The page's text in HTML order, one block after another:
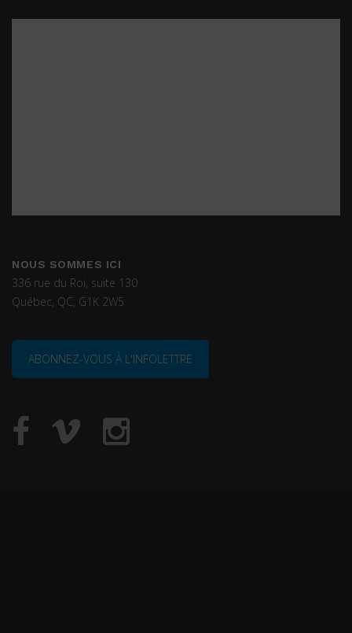
NOUS SOMMES ICI
336 rue du Roi, suite 130
Québec, QC, G1K 2W5
ABONNEZ-VOUS À L'INFOLETTRE